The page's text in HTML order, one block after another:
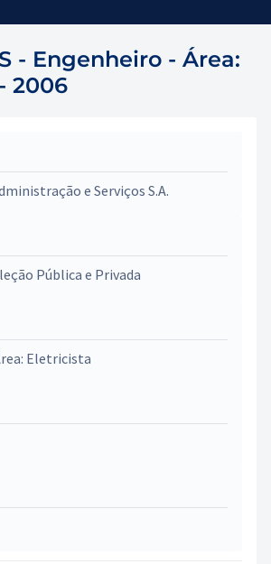
- Engenheiro - Área:
2006
e Serviços S.A.
Pública e Privada
Eletricista